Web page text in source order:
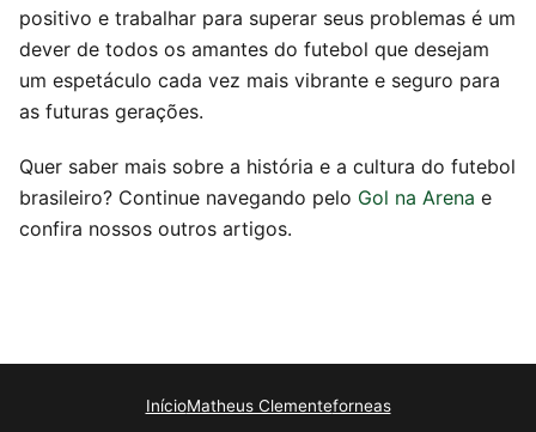
positivo e trabalhar para superar seus problemas é um
dever de todos os amantes do futebol que desejam
um espetáculo cada vez mais vibrante e seguro para
as futuras gerações.
Quer saber mais sobre a história e a cultura do futebol
brasileiro? Continue navegando pelo Gol na Arena e
confira nossos outros artigos.
InícioMatheus Clementeforneas